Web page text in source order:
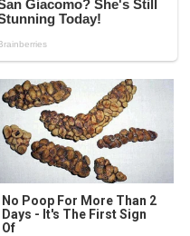
No Poop For More Than 2
Days - It's The First Sign
Of